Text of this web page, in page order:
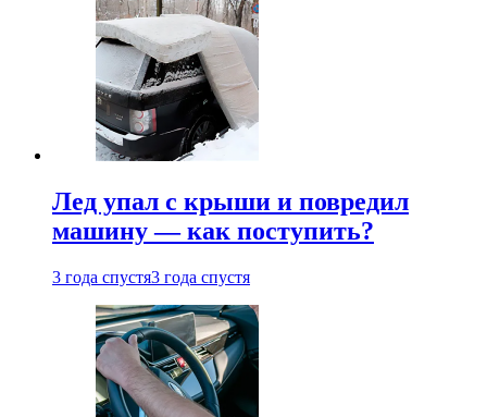
Лед упал с крыши и повредил
машину — как поступить?
3 года спустя3 года спустя